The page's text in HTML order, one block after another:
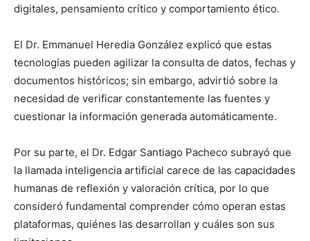
digitales, pensamiento crítico y comportamiento ético.
El Dr. Emmanuel Heredia González explicó que estas
tecnologías pueden agilizar la consulta de datos, fechas y
documentos históricos; sin embargo, advirtió sobre la
necesidad de verificar constantemente las fuentes y
cuestionar la información generada automáticamente.
Por su parte, el Dr. Edgar Santiago Pacheco subrayó que
la llamada inteligencia artificial carece de las capacidades
humanas de reflexión y valoración crítica, por lo que
consideró fundamental comprender cómo operan estas
plataformas, quiénes las desarrollan y cuáles son sus